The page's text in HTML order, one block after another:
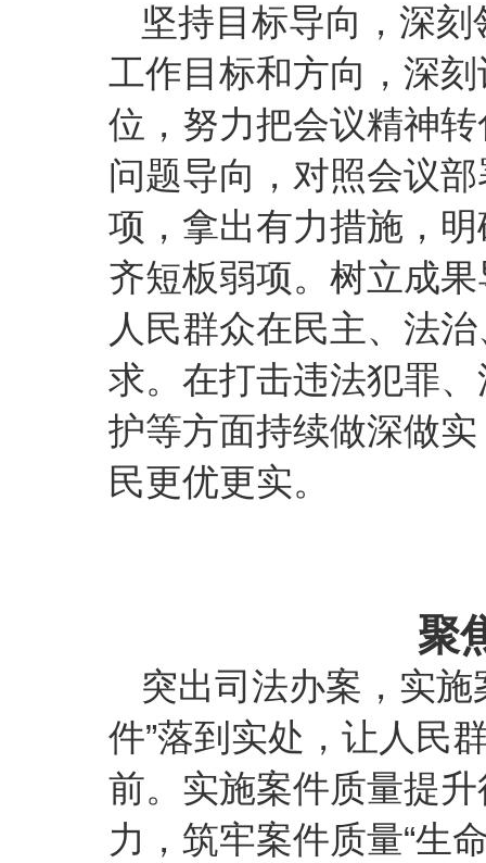
坚持目标导向，深
工作目标和方向，深
位，努力把会议精神
问题导向，对照会议
项，拿出有力措施，
齐短板弱项。树立成
人民群众在民主、法
求。在打击违法犯罪
护等方面持续做深做
民更优更实。
聚
突出司法办案，实
件”落到实处，让人民
前。实施案件质量提
力，筑牢案件质量“生